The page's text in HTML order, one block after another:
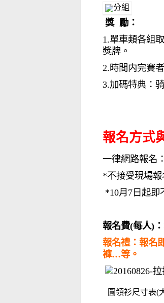
獎 勵：
1.單車類各組
獎牌。
2.時間内完賽
3.加碼特典：
報名方式
一律網路報名：
*不接受現場報
*10月7日起即
報名費(每人)：
報名禮：報名
褲…等。
圓領衫尺寸表(